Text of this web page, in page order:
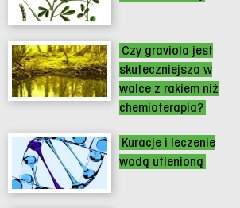
Czy graviola jest
skuteczniejsza w
walce z rakiem niż
chemioterapia?
Kuracje i leczenie
wodą utlenioną